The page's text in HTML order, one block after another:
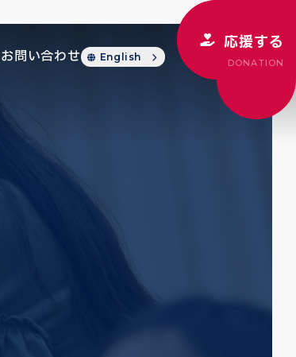
お問い合わせ English
応援する
DONATION